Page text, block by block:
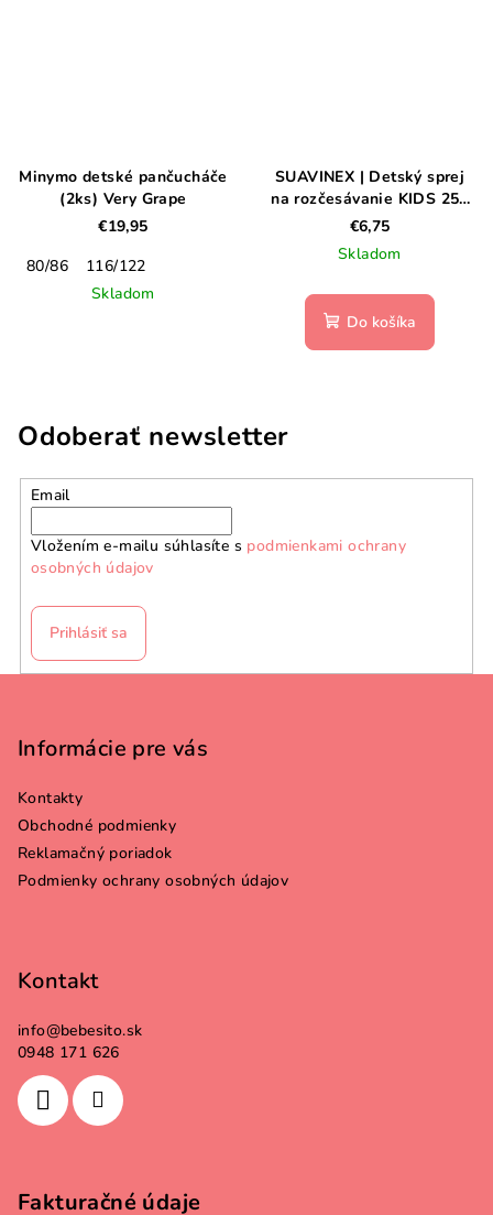
Minymo detské pančucháče
(2ks) Very Grape
€19,95
80/86
116/122
Skladom
SUAVINEX | Detský sprej
na rozčesávanie KIDS 250
ml
€6,75
Skladom
Do košíka
Odoberať newsletter
Email
Vložením e-mailu súhlasíte s podmienkami ochrany
osobných údajov
Prihlásiť sa
Informácie pre vás
Kontakty
Obchodné podmienky
Reklamačný poriadok
Podmienky ochrany osobných údajov
Kontakt
info@bebesito.sk
0948 171 626
Fakturačné údaje